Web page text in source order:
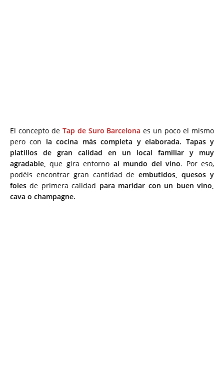
El concepto de Tap de Suro Barcelona es un poco el mismo
pero con la cocina más completa y elaborada. Tapas y
platillos de gran calidad en un local familiar y muy
agradable, que gira entorno al mundo del vino. Por eso,
podéis encontrar gran cantidad deembutidos, quesos y
foies de primera calidad para maridar con un buen vino,
cava o champagne.